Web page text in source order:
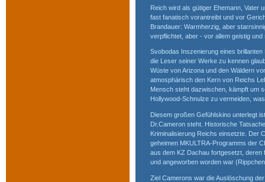
Reich wird als gütiger Ehemann, Vater
fast fanatisch vorantreibt und vor
Brandauer: Warmherzig, aber
verpflichtet, aber - vor allem geistig
Svobodas Inszenierung eines
die Leser seiner Werke zu kennen
Wüste von Arizona und den Wäldern
atmosphärisch den Kern von Reichs
Mensch steht dazwischen, kämpft um
Hollywood-Schnulze zu vermeiden,
Diesem großen Gefühlskino unterlegt
Dr.Cameron steht. Historische
Kriminalisierung Reichs einsetzte. Der
geheimen MKULTRA-Programms der
aus dem KZ Dachau fortgesetzt,
und angeworben worden war
Ziel Camerons war die Auslöschung